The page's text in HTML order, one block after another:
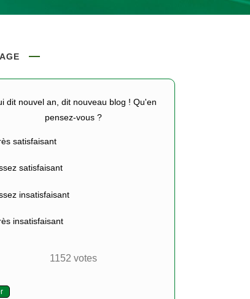
dit nouvel an, dit nouveau blog ! Qu'en
pensez-vous ?
satisfaisant
satisfaisant
insatisfaisant
insatisfaisant
1152 votes